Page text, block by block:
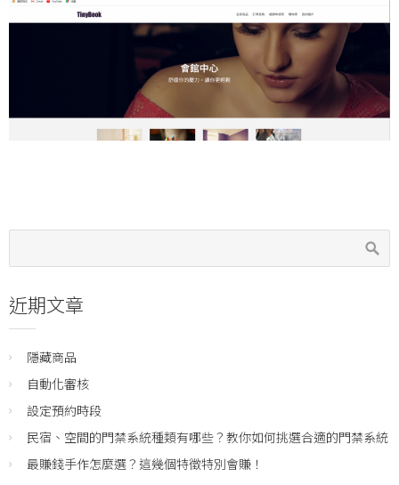
近期文章
隱藏商品
自動化審核
設定預約時段
民宿、空間的門禁系統種類有哪些？教你如何挑選合適的門禁系統
最賺錢手作怎麼選？這幾個特徵特別會賺！